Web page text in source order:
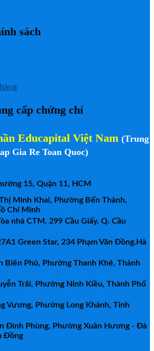
sách
cấp chứng chỉ
Educapital Việt Nam (Trung
Gia Re Toan Quoc)
15, Quận 11, HCM
Minh Khai, Phường Bến Thành,
Chí Minh
nhà CTM, 299 Cầu Giấy, Q. Cầu
Green Star, 234 Phạm Văn Đồng.Hà
Biên Phủ, Phường Thanh Khê, Thành
Trãi, Phường Ninh Kiều, Thành Phố
Vương, Phường Long Khánh, Tỉnh
Đình Phùng, Phường Xuân Hương - Đà
Đồng